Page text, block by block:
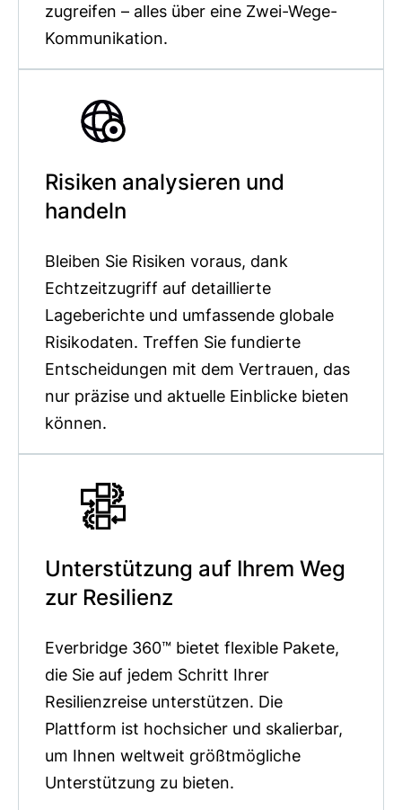
zugreifen – alles über eine Zwei-Wege-
Kommunikation.
Risiken analysieren und
handeln
Bleiben Sie Risiken voraus, dank
Echtzeitzugriff auf detaillierte
Lageberichte und umfassende globale
Risikodaten. Treffen Sie fundierte
Entscheidungen mit dem Vertrauen, das
nur präzise und aktuelle Einblicke bieten
können.
Unterstützung auf Ihrem Weg
zur Resilienz
Everbridge 360™ bietet flexible Pakete,
die Sie auf jedem Schritt Ihrer
Resilienzreise unterstützen. Die
Plattform ist hochsicher und skalierbar,
um Ihnen weltweit größtmögliche
Unterstützung zu bieten.